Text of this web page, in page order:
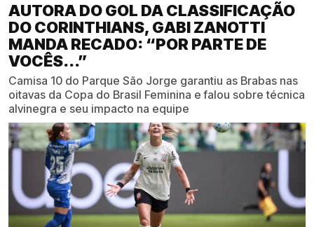
AUTORA DO GOL DA CLASSIFICAÇÃO
DO CORINTHIANS, GABI ZANOTTI
MANDA RECADO: “POR PARTE DE
VOCÊS...”
Camisa 10 do Parque São Jorge garantiu as Brabas nas
oitavas da Copa do Brasil Feminina e falou sobre técnica
alvinegra e seu impacto na equipe